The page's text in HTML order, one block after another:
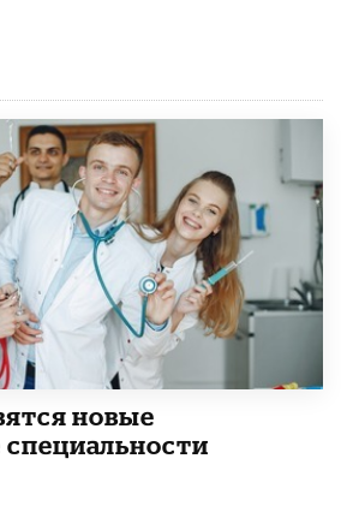
новые